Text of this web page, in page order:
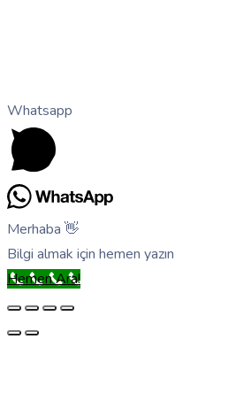
Whatsapp
Merhaba 👋
Bilgi almak için hemen yazın
Hemen Ara!